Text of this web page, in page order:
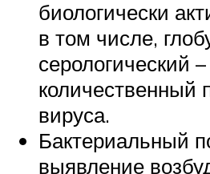
биологически
в том числе,
серологический –
количественный
вируса.
Бактериальный
выявление